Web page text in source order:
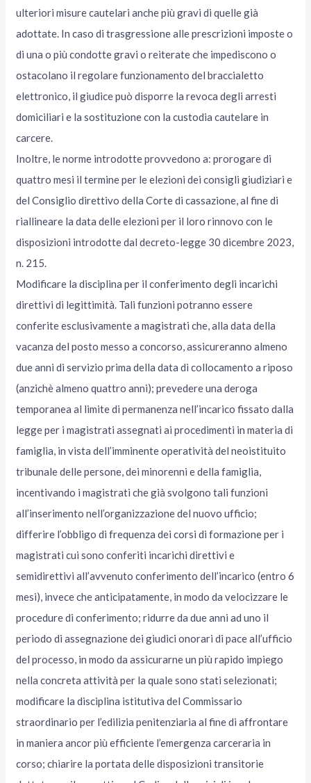
ulteriori misure cautelari anche più gravi di quelle già
adottate. In caso di trasgressione alle prescrizioni imposte o
di una o più condotte gravi o reiterate che impediscono o
ostacolano il regolare funzionamento del braccialetto
elettronico, il giudice può disporre la revoca degli arresti
domiciliari e la sostituzione con la custodia cautelare in
carcere.
Inoltre, le norme introdotte provvedono a: prorogare di
quattro mesi il termine per le elezioni dei consigli giudiziari e
del Consiglio direttivo della Corte di cassazione, al fine di
riallineare la data delle elezioni per il loro rinnovo con le
disposizioni introdotte dal decreto-legge 30 dicembre 2023,
n. 215.
Modificare la disciplina per il conferimento degli incarichi
direttivi di legittimità. Tali funzioni potranno essere
conferite esclusivamente a magistrati che, alla data della
vacanza del posto messo a concorso, assicureranno almeno
due anni di servizio prima della data di collocamento a riposo
(anzichè almeno quattro anni); prevedere una deroga
temporanea al limite di permanenza nell’incarico fissato dalla
legge per i magistrati assegnati ai procedimenti in materia di
famiglia, in vista dell’imminente operatività del neoistituito
tribunale delle persone, dei minorenni e della famiglia,
incentivando i magistrati che già svolgono tali funzioni
all’inserimento nell’organizzazione del nuovo ufficio;
differire l’obbligo di frequenza dei corsi di formazione per i
magistrati cui sono conferiti incarichi direttivi e
semidirettivi all’avvenuto conferimento dell’incarico (entro 6
mesi), invece che anticipatamente, in modo da velocizzare le
procedure di conferimento; ridurre da due anni ad uno il
periodo di assegnazione dei giudici onorari di pace all’ufficio
del processo, in modo da assicurarne un più rapido impiego
nella concreta attività per la quale sono stati selezionati;
modificare la disciplina istitutiva del Commissario
straordinario per l’edilizia penitenziaria al fine di affrontare
in maniera ancor più efficiente l’emergenza carceraria in
corso; chiarire la portata delle disposizioni transitorie